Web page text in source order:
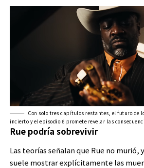
Con solo tres capítulos restantes, el futuro de
incierto y el episodio 6 promete revelar las
Rue podría sobrevivir
Las teorías señalan que Rue no murió,
suele mostrar explícitamente las